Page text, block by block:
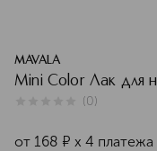
MAVALA
Mini Color Лак для
(0)
от 168 ¤ х 4 платежа